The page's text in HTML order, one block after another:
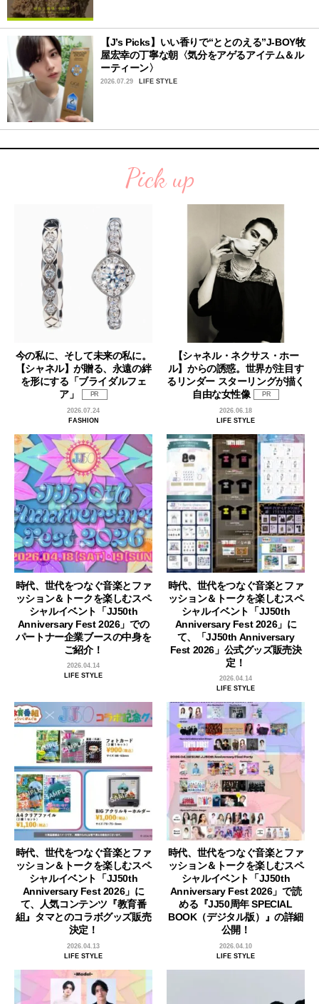
【J’s Picks】いい香りで“ととのえる”J-BOY牧
屋宏幸の丁寧な朝〈気分をアゲるアイテム＆ル
ーティーン〉
2026.07.29 LIFE STYLE
Pick up
今の私に、そして未来の私に。
【シャネル】が贈る、永遠の絆
を形にする「ブライダルフェ
ア」
PR
2026.07.24
FASHION
【シャネル・ネクサス・ホー
ル】からの誘惑。世界が注目す
るリンダー スターリングが描く
自由な女性像
PR
2026.06.18
LIFE STYLE
時代、世代をつなぐ音楽とファ
ッション＆トークを楽しむスペ
シャルイベント「JJ50th
Anniversary Fest 2026」での
パートナー企業ブースの中身を
ご紹介！
2026.04.14
LIFE STYLE
時代、世代をつなぐ音楽とファ
ッション＆トークを楽しむスペ
シャルイベント「JJ50th
Anniversary Fest 2026」に
て、「JJ50th Anniversary
Fest 2026」公式グッズ販売決
定！
2026.04.14
LIFE STYLE
時代、世代をつなぐ音楽とファ
ッション＆トークを楽しむスペ
シャルイベント「JJ50th
Anniversary Fest 2026」に
て、人気コンテンツ『教育番
組』タマとのコラボグッズ販売
決定！
2026.04.13
LIFE STYLE
時代、世代をつなぐ音楽とファ
ッション＆トークを楽しむスペ
シャルイベント「JJ50th
Anniversary Fest 2026」で読
める『JJ50周年 SPECIAL
BOOK（デジタル版）』の詳細
公開！
2026.04.10
LIFE STYLE